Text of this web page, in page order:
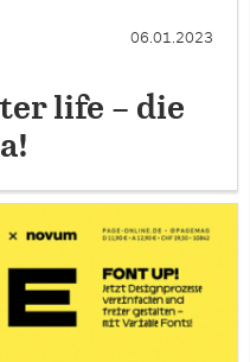
06.01.2023
life – die